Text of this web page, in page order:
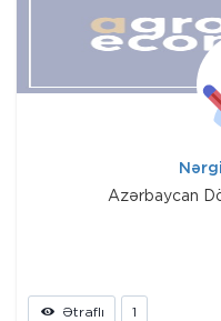
Azərbaycan
Ətraflı 1